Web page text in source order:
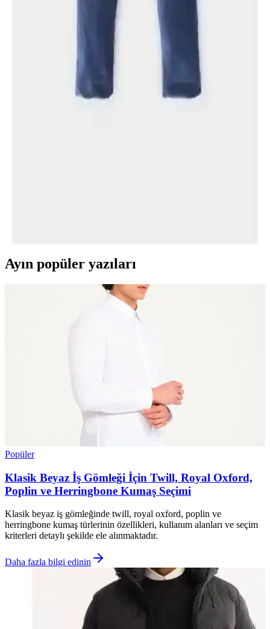
DeFacto Kız Bebek İspanyol Paça Fitilli Bej Triko
Tayt: Konfor ve Şıklığın Mükemmel Buluşması
DeFacto'nun bebekler için tasarladığı bej renkli, esnek ve pamuklu
triko tayt, konfor ve şıklığı bir arada sunar. Günlük kullanım ve
soğuk havalar için ideal, uzun ömürlü ve şık bir tercih.
Cigit Fitilli Tayt ve Katia & Bony Renkli Fitilli Tayt
Karşılaştırması: Özellikler ve Kullanıcı Yorumları
Ayın popüler yazıları
Popüler
Klasik Beyaz İş Gömleği İçin Twill, Royal Oxford,
Poplin ve Herringbone Kumaş Seçimi
Klasik beyaz iş gömleğinde twill, royal oxford, poplin ve
herringbone kumaş türlerinin özellikleri, kullanım alanları ve seçim
kriterleri detaylı şekilde ele alınmaktadır.
Daha fazla bilgi edinin